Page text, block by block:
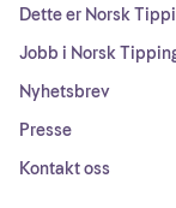
Dette er Norsk
Jobb i Norsk
Nyhetsbrev
Presse
Kontakt oss